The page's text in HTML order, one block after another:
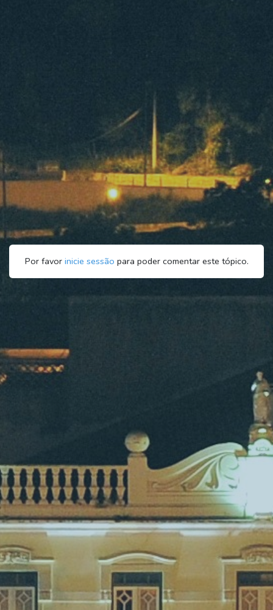
Por favor inicie sessão para poder comentar este tópico.